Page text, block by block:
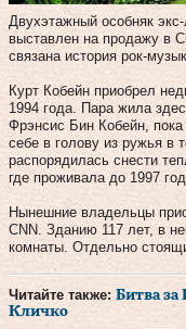
Двухэтажный особняк
выставлен на продажу в
связана история рок-
Курт Кобейн приобрел
1994 года. Пара жила
Фрэнсис Бин Кобейн,
себе в голову из ружья в
распорядилась снести
где проживала до 1997
Нынешние владельцы
CNN. Зданию 117 лет, в
комнаты. Отдельно
Читайте также: Битва
Кличко